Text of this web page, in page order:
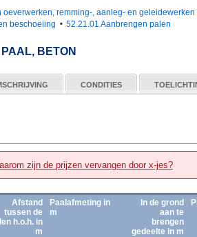
oeverwerken, remming-, aanleg- en geleidewerken
beschoeiing
52.21.01 Aanbrengen palen
BETON
CONDITIES
zijn de prijzen vervangen door x-jes?
Afstand
tussen de
h.o.h. in
m
Paalafmeting in
m
In de grond
aan te
brengen
gedeelte in m